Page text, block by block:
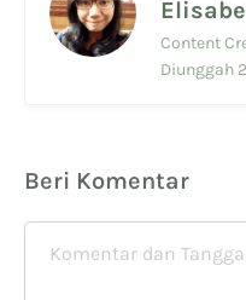
Content
Diunggah
Beri Komentar